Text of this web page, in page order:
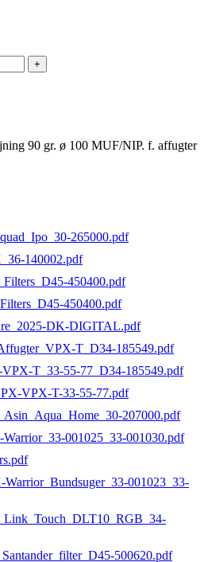
90 gr. ø 100 MUF/NIP. f. affugter
265000.pdf
140002.pdf
450400.pdf
450400.pdf
DK-DIGITAL.pdf
T_D34-185549.pdf
T_33-55-77_D34-185549.pdf
VPX-T-33-55-77.pdf
207000.pdf
001025_33-001030.pdf
001023_33-
500620.pdf